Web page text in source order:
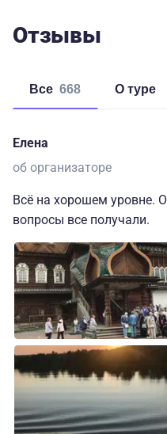
Отзывы
Все 668 о туре
Елена
об организаторе
Всё на хорошем уровне.
вопросы все получали.